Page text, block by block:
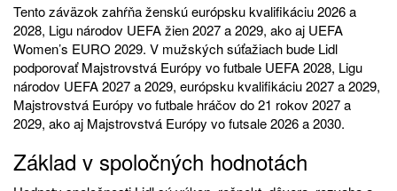
Tento záväzok zahŕňa ženskú európsku kvalifikáciu 2026 a
2028, Ligu národov UEFA žien 2027 a 2029, ako aj UEFA
Women’s EURO 2029. V mužských súťažiach bude Lidl
podporovať Majstrovstvá Európy vo futbale UEFA 2028, Ligu
národov UEFA 2027 a 2029, európsku kvalifikáciu 2027 a 2029,
Majstrovstvá Európy vo futbale hráčov do 21 rokov 2027 a
2029, ako aj Majstrovstvá Európy vo futsale 2026 a 2030.
Základ v spoločných hodnotách